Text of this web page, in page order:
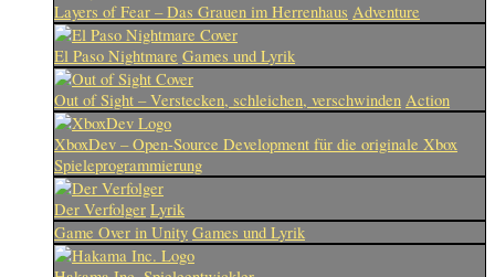
Layers of Fear – Das Grauen im Herrenhaus Adventure
El Paso Nightmare Games und Lyrik
Out of Sight – Verstecken, schleichen, verschwinden Action
XboxDev – Open-Source Development für die originale Xbox
Spieleprogrammierung
Der Verfolger Lyrik
Game Over in Unity Games und Lyrik